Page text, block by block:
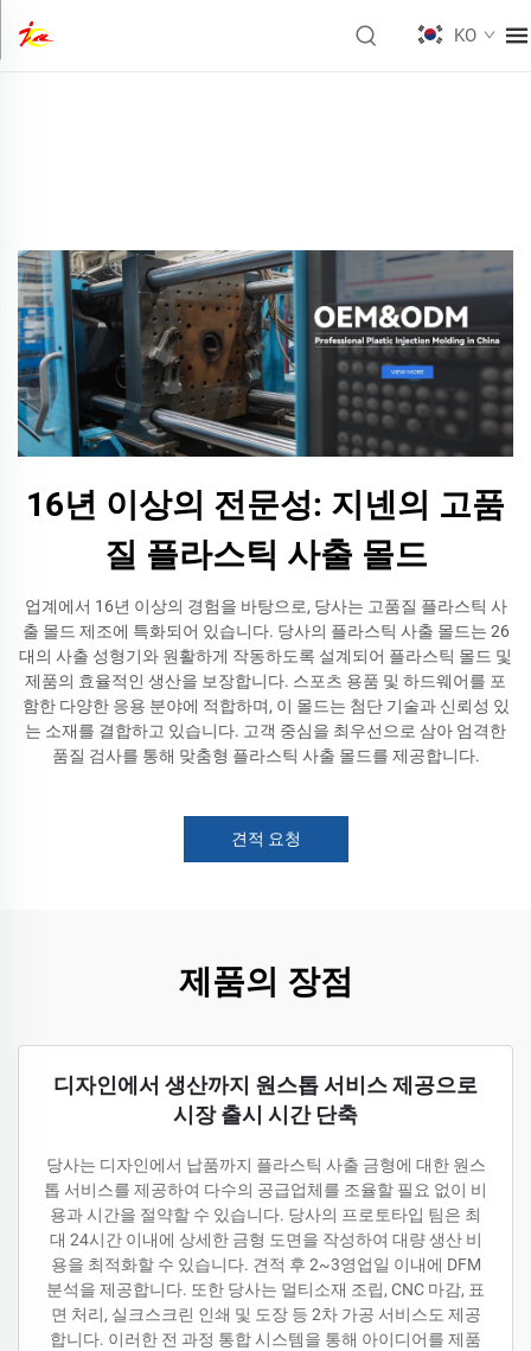
KO
16년 이상의 전문성: 지넨의 고품
질 플라스틱 사출 몰드
업계에서 16년 이상의 경험을 바탕으로, 당사는 고품질 플라스틱 사
출 몰드 제조에 특화되어 있습니다. 당사의 플라스틱 사출 몰드는 26
대의 사출 성형기와 원활하게 작동하도록 설계되어 플라스틱 몰드 및
제품의 효율적인 생산을 보장합니다. 스포츠 용품 및 하드웨어를 포
함한 다양한 응용 분야에 적합하며, 이 몰드는 첨단 기술과 신뢰성 있
는 소재를 결합하고 있습니다. 고객 중심을 최우선으로 삼아 엄격한
품질 검사를 통해 맞춤형 플라스틱 사출 몰드를 제공합니다.
견적 요청
제품의 장점
디자인에서 생산까지 원스톱 서비스 제공으로
시장 출시 시간 단축
당사는 디자인에서 납품까지 플라스틱 사출 금형에 대한 원스
톱 서비스를 제공하여 다수의 공급업체를 조율할 필요 없이 비
용과 시간을 절약할 수 있습니다. 당사의 프로토타입 팀은 최
대 24시간 이내에 상세한 금형 도면을 작성하여 대량 생산 비
용을 최적화할 수 있습니다. 견적 후 2~3영업일 이내에 DFM
분석을 제공합니다. 또한 당사는 멀티소재 조립, CNC 마감, 표
면 처리, 실크스크린 인쇄 및 도장 등 2차 가공 서비스도 제공
합니다. 이러한 전 과정 통합 시스템을 통해 아이디어를 제품